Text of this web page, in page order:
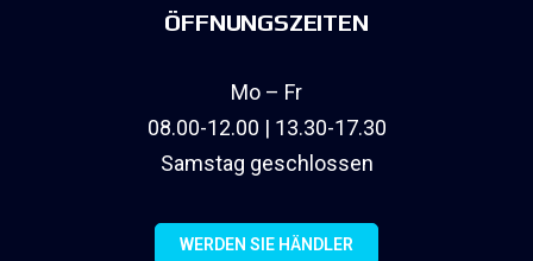
ÖFFNUNGSZEITEN
Mo – Fr
08.00-12.00 | 13.30-17.30
Samstag geschlossen
WERDEN SIE HÄNDLER